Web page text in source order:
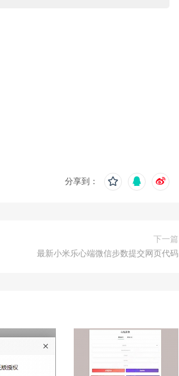
分享到：
下一篇
最新小米乐心端微信步数提交网页代码